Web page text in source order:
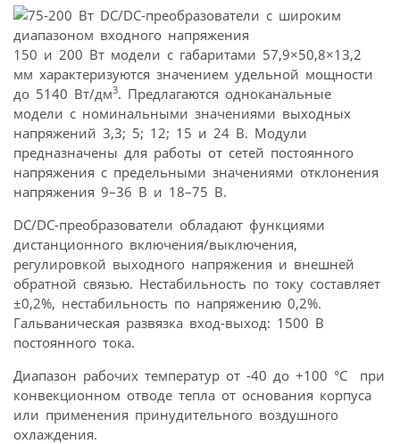
150 и 200 Вт модели с габаритами 57,9×50,8×13,2
мм характеризуются значением удельной мощности
до 5140 Вт/дм3. Предлагаются одноканальные
модели с номинальными значениями выходных
напряжений 3,3; 5; 12; 15 и 24 В. Модули
предназначены для работы от сетей постоянного
напряжения с предельными значениями отклонения
напряжения 9–36 В и 18–75 В.
DC/DC-преобразователи обладают функциями
дистанционного включения/выключения,
регулировкой выходного напряжения и внешней
обратной связью. Нестабильность по току составляет
±0,2%, нестабильность по напряжению 0,2%.
Гальваническая развязка вход-выход: 1500 В
постоянного тока.
Диапазон рабочих температур от -40 до +100 °С при
конвекционном отводе тепла от основания корпуса
или применения принудительного воздушного
охлаждения.